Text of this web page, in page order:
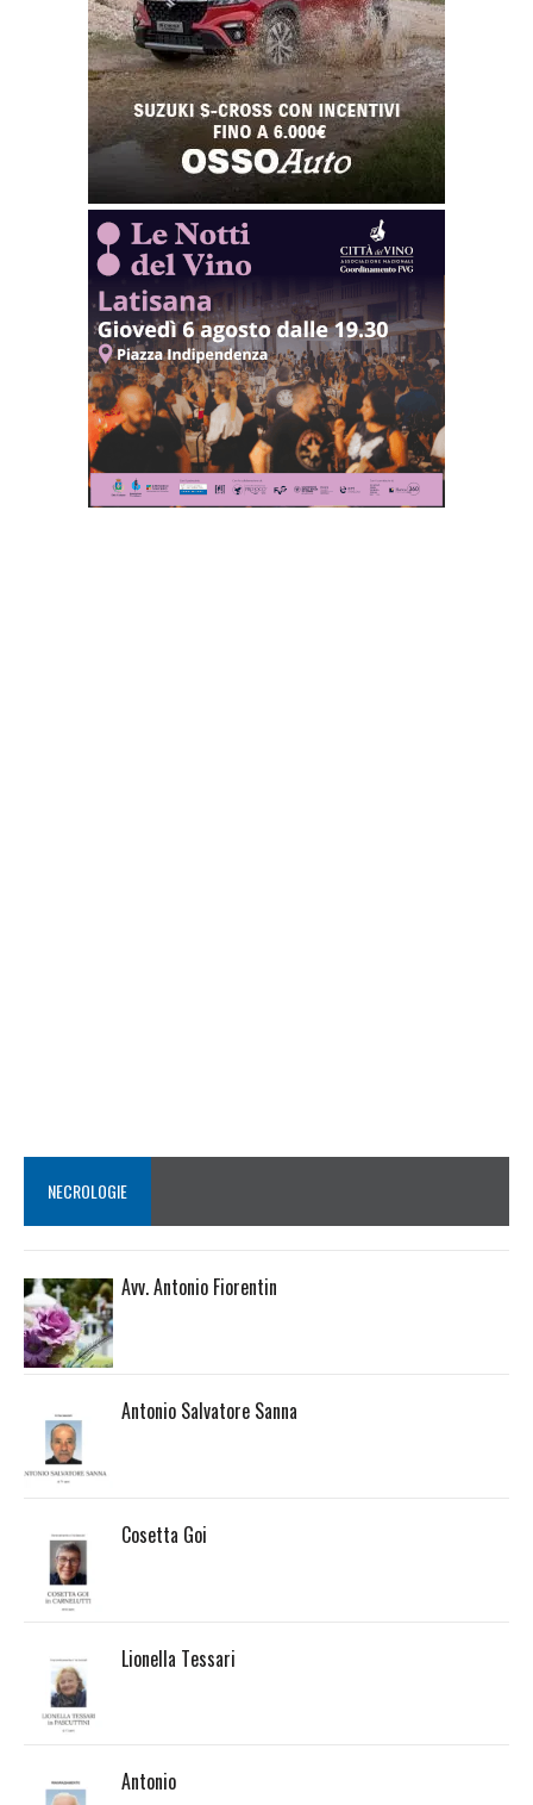
NECROLOGIE
Avv. Antonio Fiorentin
Antonio Salvatore Sanna
Cosetta Goi
Lionella Tessari
Antonio